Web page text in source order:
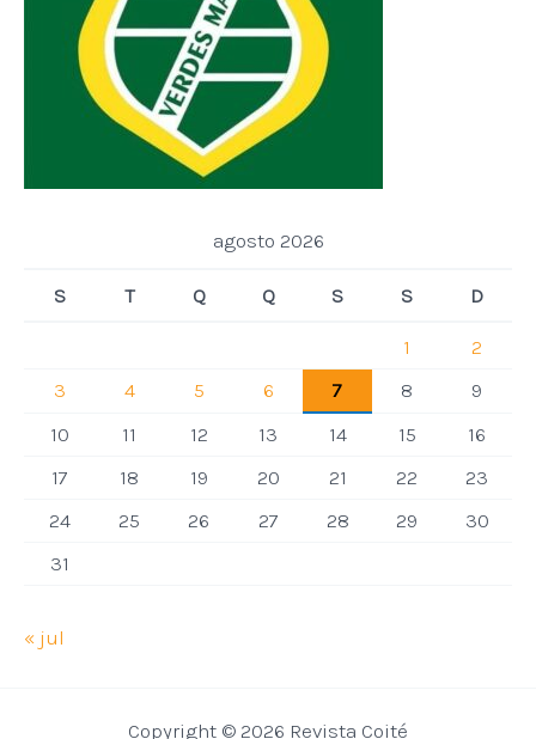
agosto 2026
S T Q Q S S D
1
2
3
4 5 6 7 8
9
10
11 12 13 14 15
16
17
18 19 20 21 22
23
24
25 26 27 28 29
30
31
« jul
Copyright © 2026 Revista Coité